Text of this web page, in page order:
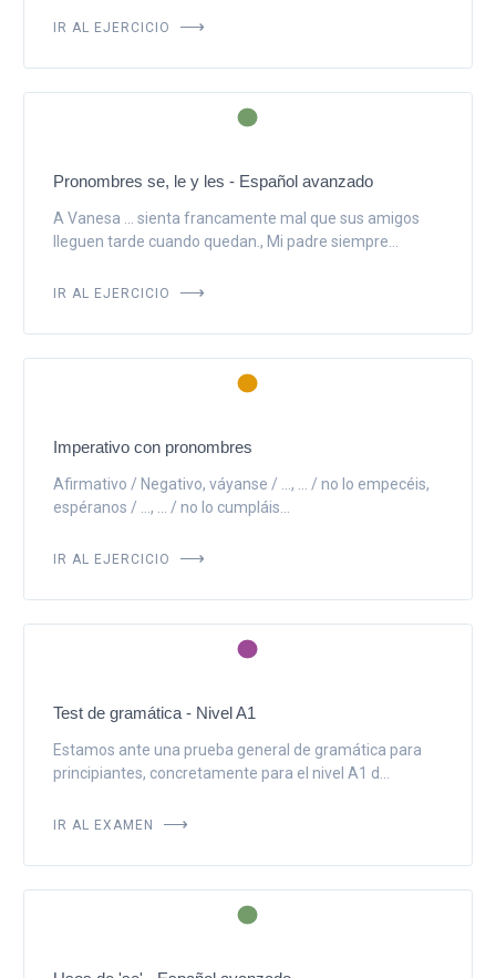
IR AL EJERCICIO
Pronombres se, le y les - Español avanzado
A Vanesa ... sienta francamente mal que sus amigos
lleguen tarde cuando quedan., Mi padre siempre...
IR AL EJERCICIO
Imperativo con pronombres
Afirmativo / Negativo, váyanse / ..., ... / no lo empecéis,
espéranos / ..., ... / no lo cumpláis...
IR AL EJERCICIO
Test de gramática - Nivel A1
Estamos ante una prueba general de gramática para
principiantes, concretamente para el nivel A1 d...
IR AL EXAMEN